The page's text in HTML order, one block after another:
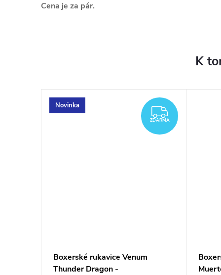
Cena je za pár.
K
Novinka
ZDARMA
ZDARMA
Boxerské rukavice Venum
Thunder Dragon -